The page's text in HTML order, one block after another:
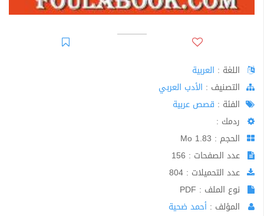
اللغة : العربية
اﻟﺘﺼﻨﻴﻒ : الأدب العربي
الفئة : قصص عربية
ردمك :
الحجم : 1.83 Mo
عدد الصفحات : 156
عدد التحميلات : 804
نوع الملف : PDF
المؤلف : أحمد ضحية